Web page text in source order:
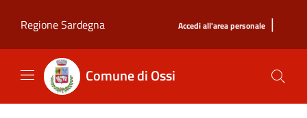
Regione Sardegna
Accedi all'area personale |
Comune di Ossi